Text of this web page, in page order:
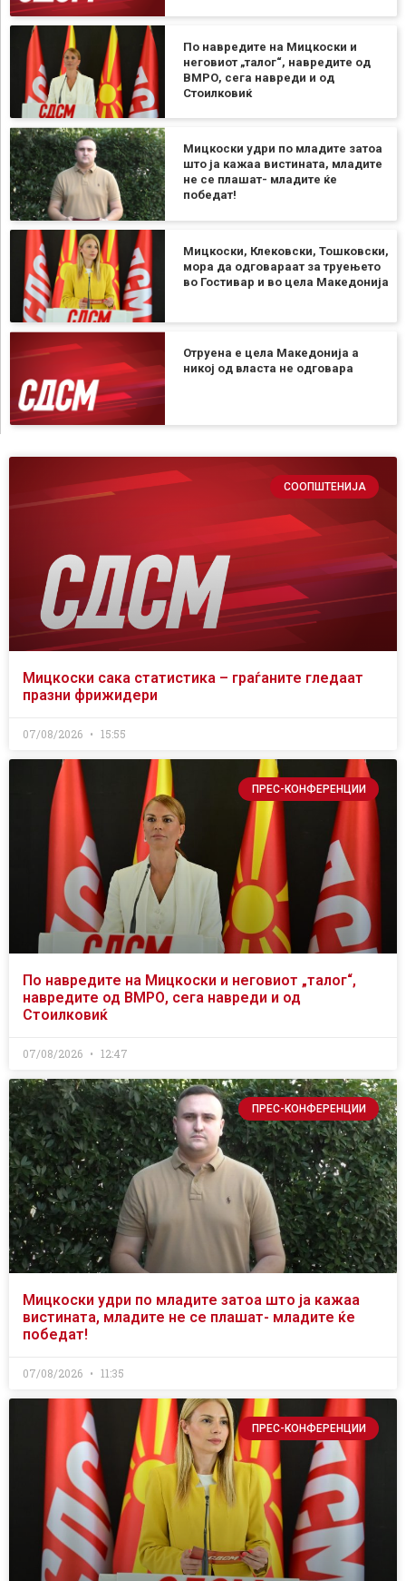
По навредите на Мицкоски и
неговиот „талог“, навредите од
ВМРО, сега навреди и од
Стоилковиќ
Мицкоски удри по младите затоа
што ја кажаа вистината, младите
не се плашат- младите ќе
победат!
Мицкоски, Клековски, Тошковски,
мора да одговараат за труењето
во Гостивар и во цела Македонија
Отруена е цела Македонија а
никој од власта не одговара
СООПШТЕНИЈА
Мицкоски сака статистика – граѓаните гледаат
празни фрижидери
07/08/2026 15:55
ПРЕС-КОНФЕРЕНЦИИ
По навредите на Мицкоски и неговиот „талог“,
навредите од ВМРО, сега навреди и од
Стоилковиќ
07/08/2026 12:47
ПРЕС-КОНФЕРЕНЦИИ
Мицкоски удри по младите затоа што ја кажаа
вистината, младите не се плашат- младите ќе
победат!
07/08/2026 11:35
ПРЕС-КОНФЕРЕНЦИИ